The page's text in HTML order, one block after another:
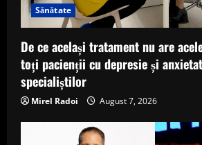
Sănătate
De ce același tratament nu are
toți pacienții cu depresie și
specialiștilor
Mirel Radoi August 7, 2026